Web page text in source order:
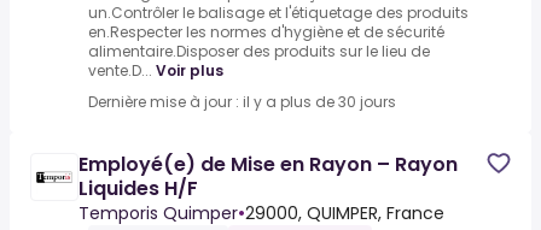
un.Contrôler le balisage et l'étiquetage des produits
en.Respecter les normes d'hygiène et de sécurité
alimentaire.Disposer des produits sur le lieu de
vente.D... Voir plus
Dernière mise à jour : il y a plus de 30 jours
Employé(e) de Mise en Rayon – Rayon
Liquides H/F
Temporis Quimper•29000, QUIMPER, France